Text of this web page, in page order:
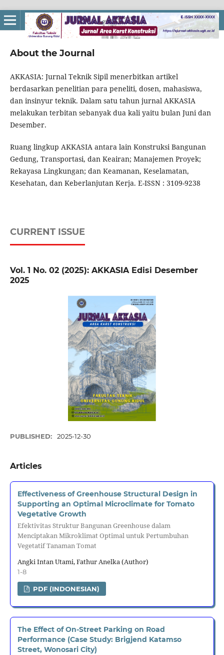
About the Journal
AKKASIA: Jurnal Teknik Sipil menerbitkan artikel
berdasarkan penelitian para peneliti, dosen, mahasiswa,
dan insinyur teknik. Dalam satu tahun jurnal AKKASIA
melakukan terbitan sebanyak dua kali yaitu bulan Juni dan
Desember.
Ruang lingkup AKKASIA antara lain Konstruksi Bangunan
Gedung, Transportasi, dan Keairan; Manajemen Proyek;
Rekayasa Lingkungan; dan Keamanan, Keselamatan,
Kesehatan, dan Keberlanjutan Kerja. E-ISSN : 3109-9238
CURRENT ISSUE
Vol. 1 No. 02 (2025): AKKASIA Edisi Desember
2025
PUBLISHED: 2025-12-30
Articles
Effectiveness of Greenhouse Structural Design in
Supporting an Optimal Microclimate for Tomato
Vegetative Growth
Efektivitas Struktur Bangunan Greenhouse dalam
Menciptakan Mikroklimat Optimal untuk Pertumbuhan
Vegetatif Tanaman Tomat
Angki Intan Utami, Fathur Anelka (Author)
1-8
PDF (INDONESIAN)
The Effect of On-Street Parking on Road
Performance (Case Study: Brigjend Katamso
Street, Wonosari City)